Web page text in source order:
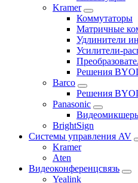
Kramer
Коммутаторы
Матричные
Удлинители
Усилители-
Решения
Barco
Решения
Panasonic
BrightSign
Системы управления AV
Kramer
Aten
Видеоконференцсвязь
Yealink